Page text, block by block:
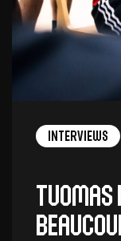
Interviews
Tuomas